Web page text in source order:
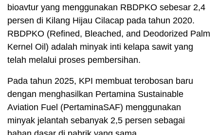
bioavtur yang menggunakan RBDPKO sebesar 2,4
persen di Kilang Hijau Cilacap pada tahun 2020.
RBDPKO (Refined, Bleached, and Deodorized Palm
Kernel Oil) adalah minyak inti kelapa sawit yang
telah melalui proses pembersihan.
Pada tahun 2025, KPI membuat terobosan baru
dengan menghasilkan Pertamina Sustainable
Aviation Fuel (PertaminaSAF) menggunakan
minyak jelantah sebanyak 2,5 persen sebagai